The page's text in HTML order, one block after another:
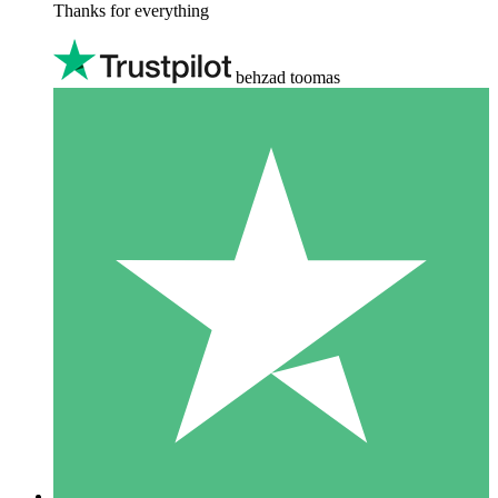
Thanks for everything
behzad toomas